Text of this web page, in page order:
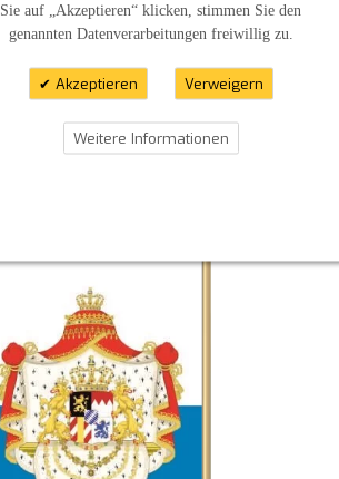
Sie auf „Akzeptieren“ klicken, stimmen Sie den
genannten Datenverarbeitungen freiwillig zu.
Akzeptieren Verweigern
Weitere Informationen